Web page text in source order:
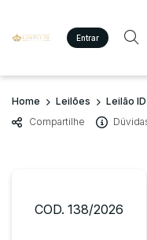
Entrar
Criar conta
Site
Agenda
Quem Somos
Imóveis
Busca por palavra-chave
Quem Somos
Home Leilões Leilão
Compartilhe
COD. 138/2026